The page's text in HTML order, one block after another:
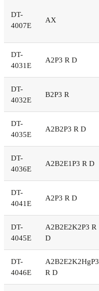
DT-
4007E
AX
DT-
4031E
A2P3 R D
DT-
4032E
B2P3 R
DT-
4035E
A2B2P3 R D
DT-
4036E
A2B2E1P3 R D
DT-
4041E
A2P3 R D
DT-
4045E
A2B2E2K2P3 R
D
DT-
4046E
A2B2E2K2HgP3
R D